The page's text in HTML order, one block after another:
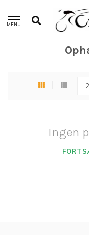
MENU
Hjem
Ingen